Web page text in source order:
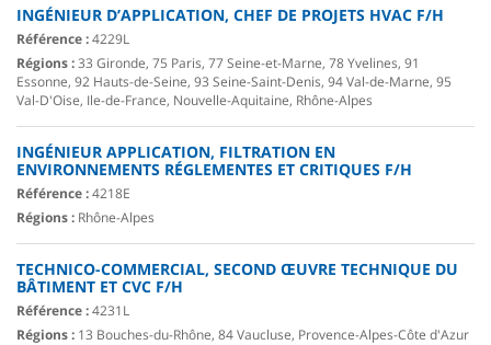
INGÉNIEUR D’APPLICATION, CHEF DE PROJETS HVAC F/H
Référence :4229L
Régions :33 Gironde, 75 Paris, 77 Seine-et-Marne, 78 Yvelines, 91
Essonne, 92 Hauts-de-Seine, 93 Seine-Saint-Denis, 94 Val-de-Marne, 95
Val-D'Oise, Ile-de-France, Nouvelle-Aquitaine, Rhône-Alpes
INGÉNIEUR APPLICATION, FILTRATION EN
ENVIRONNEMENTS RÉGLEMENTES ET CRITIQUES F/H
Référence :4218E
Régions : Rhône-Alpes
TECHNICO-COMMERCIAL, SECOND ŒUVRE TECHNIQUE DU
BÂTIMENT ET CVC F/H
Référence :4231L
Régions : 13 Bouches-du-Rhône, 84 Vaucluse, Provence-Alpes-Côte d'Azur